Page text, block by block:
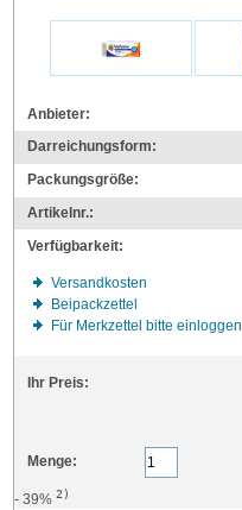
Anbieter:
Darreichungsform:
Packungsgröße:
Artikelnr.:
Verfügbarkeit:
Versandkosten
Beipackzettel
Für Merkzettel bitte einloggen
Ihr Preis:
Menge:
- 39%2)